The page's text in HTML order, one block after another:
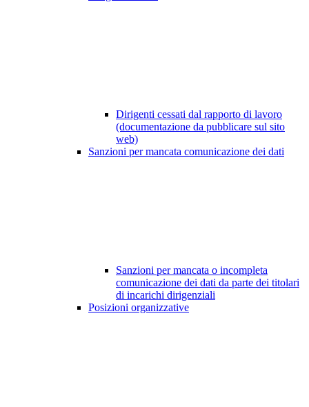
Dirigenti cessati dal rapporto di lavoro
(documentazione da pubblicare sul sito
web)
Sanzioni per mancata comunicazione dei dati
Sanzioni per mancata o incompleta
comunicazione dei dati da parte dei titolari
di incarichi dirigenziali
Posizioni organizzative